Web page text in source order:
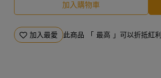
加入購物車
加入最愛 此商品 「 最高 」可以折抵紅利